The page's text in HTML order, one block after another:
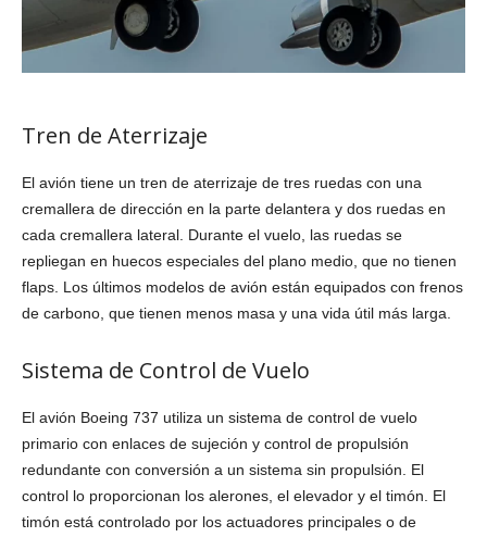
Tren de Aterrizaje
El avión tiene un tren de aterrizaje de tres ruedas con una
cremallera de dirección en la parte delantera y dos ruedas en
cada cremallera lateral. Durante el vuelo, las ruedas se
repliegan en huecos especiales del plano medio, que no tienen
flaps. Los últimos modelos de avión están equipados con frenos
de carbono, que tienen menos masa y una vida útil más larga.
Sistema de Control de Vuelo
El avión Boeing 737 utiliza un sistema de control de vuelo
primario con enlaces de sujeción y control de propulsión
redundante con conversión a un sistema sin propulsión. El
control lo proporcionan los alerones, el elevador y el timón. El
timón está controlado por los actuadores principales o de